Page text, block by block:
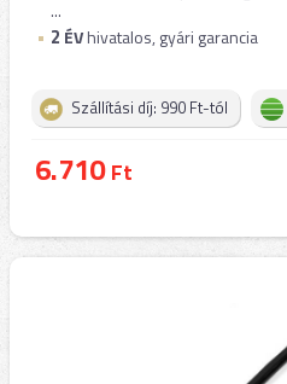
...
2 ÉVhivatalos, gyári garancia
Szállítási díj: 990 Ft-tól
6.710Ft